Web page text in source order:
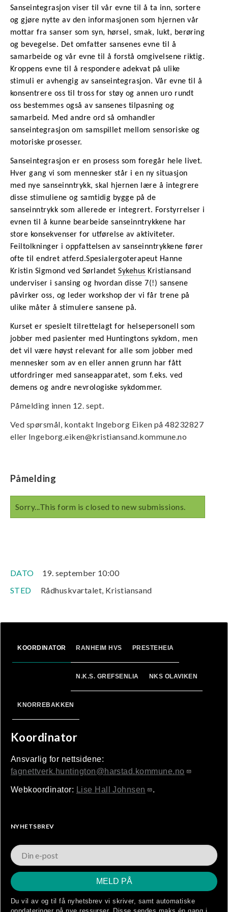
Sanseintegrasjon viser til vår evne til å ta inn, sortere
og gjøre nytte av den informasjonen som hjernen vår
mottar fra sanser som syn, hørsel, smak, lukt, berøring
og bevegelse. Det omfatter sansenes evne til å
samarbeide og vår evne til å forstå omgivelsene riktig.
Kroppens evne til å respondere adekvat på ulike
stimuli er avhengig av sanseintegrasjon. Vår evne til å
konsentrere oss til tross for støy og annen uro rundt
oss bestemmes også av sansenes tilpasning og
samarbeid. Med andre ord så omhandler
sanseintegrasjon om samspillet mellom sensoriske og
motoriske prosesser.
Sanseintegrasjon er en prosess som foregår hele livet.
Hver gang vi som mennesker står i en ny situasjon
med nye sanseinntrykk, skal hjernen lære å integrere
disse stimuliene og samtidig bygge på de
sanseinntrykk som allerede er integrert. Forstyrrelser i
evnen til å kunne bearbeide sanseinntrykkene har
store konsekvenser for utførelse av aktiviteter.
Feiltolkninger i oppfattelsen av sanseinntrykkene fører
ofte til endret atferd.Spesialergoterapeut Hanne
Kristin Sigmond ved SørlandetSykehus Kristiansand
underviser i sansing og hvordan disse 7(!) sansene
påvirker oss, og leder workshop der vi får trene på
ulike måter å stimulere sansene på.
Kurset er spesielt tilrettelagt for helsepersonell som
jobber med pasienter med Huntingtons sykdom, men
det vil være høyst relevant for alle som jobber med
mennesker som av en eller annen grunn har fått
utfordringer med sanseapparatet, som f.eks. ved
demens og andre nevrologiske sykdommer.
Påmelding innen 12. sept.
Ved spørsmål, kontakt Ingeborg Eiken på 48232827
eller Ingeborg.eiken@kristiansand.kommune.no
Påmelding
Statusmelding
Sorry...This form is closed to new submissions.
DATO
19. september 10:00
STED
Rådhuskvartalet, Kristiansand
KOORDINATOR RANHEIM HVS PRESTEHEIA
N.K.S. GREFSENLIA NKS OLAVIKEN
KNORREBAKKEN
Koordinator
Ansvarlig for nettsidene:
fagnettverk.huntington@harstad.kommune.no
Webkoordinator: Lise Hall Johnsen .
NYHETSBREV
Du vil av og til få nyhetsbrev vi skriver, samt automatiske